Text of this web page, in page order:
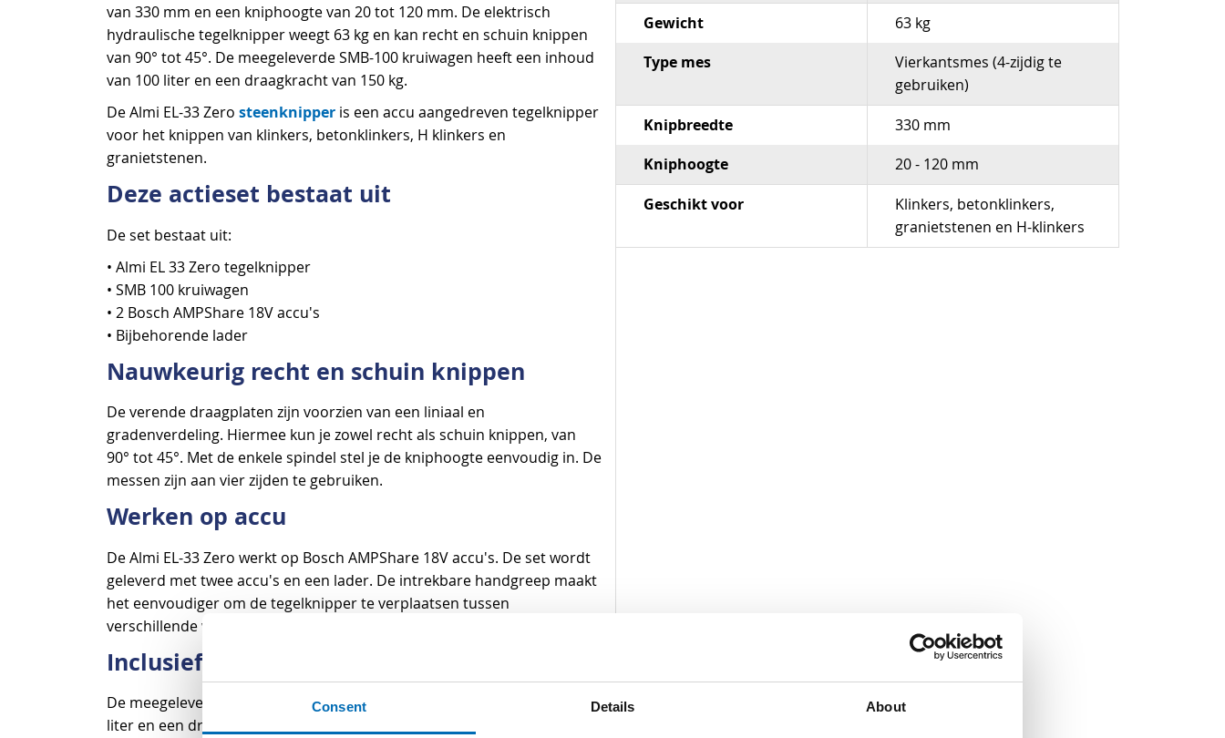
Consent Details About
van 330 mm en een kniphoogte van 20 tot 120 mm. De elektrisch
hydraulische tegelknipper weegt 63 kg en kan recht en schuin knippen
van 90° tot 45°. De meegeleverde SMB-100 kruiwagen heeft een inhoud
van 100 liter en een draagkracht van 150 kg.
De Almi EL-33 Zero steenknipper is een accu aangedreven tegelknipper
voor het knippen van klinkers, betonklinkers, H klinkers en
granietstenen.
Deze actieset bestaat uit
De set bestaat uit:
• Almi EL 33 Zero tegelknipper
• SMB 100 kruiwagen
• 2 Bosch AMPShare 18V accu's
• Bijbehorende lader
Nauwkeurig recht en schuin knippen
De verende draagplaten zijn voorzien van een liniaal en
gradenverdeling. Hiermee kun je zowel recht als schuin knippen, van
90° tot 45°. Met de enkele spindel stel je de kniphoogte eenvoudig in. De
messen zijn aan vier zijden te gebruiken.
Werken op accu
De Almi EL-33 Zero werkt op Bosch AMPShare 18V accu's. De set wordt
geleverd met twee accu's en een lader. De intrekbare handgreep maakt
het eenvoudiger om de tegelknipper te verplaatsen tussen
verschillende werkplekken.
Inclusief SMB 100 kruiwagen
De meegeleverde Fort SMB 100 kruiwagen
liter en een draagkracht van 150 kg. Het verzinkte frame en de sterke
Gewicht 63 kg
Type mes
Vierkantsmes (4-zijdig te
gebruiken)
Knipbreedte 330 mm
Kniphoogte 20 - 120 mm
Geschikt voor
Klinkers, betonklinkers,
granietstenen en H-klinkers